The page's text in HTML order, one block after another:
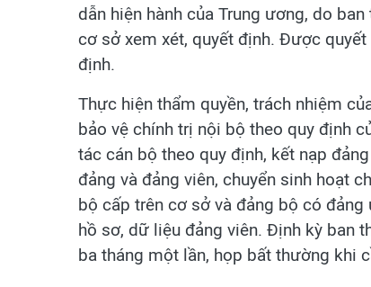
dẫn hiện hành của Trung ương, do
cơ sở xem xét, quyết định. Được
định.
Thực hiện thẩm quyền, trách nhiệm
bảo vệ chính trị nội bộ theo quy định
tác cán bộ theo quy định, kết nạp
đảng và đảng viên, chuyển sinh hoạt
bộ cấp trên cơ sở và đảng bộ có
hồ sơ, dữ liệu đảng viên. Định kỳ ban
ba tháng một lần, họp bất thường khi